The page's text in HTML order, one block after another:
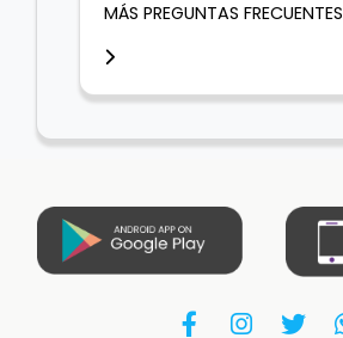
MÁS PREGUNTAS FRECUENTES